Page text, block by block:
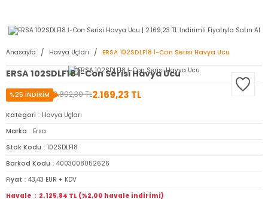
Anasayfa Havya Uçları ERSA 102SDLF18 İ-Con Serisi Havya Ucu
ERSA 102SDLF18 İ-Con Serisi Havya Ucu
2.892,30 TL2.169,23 TL
%25 İNDİRİM
Kategori
Havya Uçları
Marka
Ersa
Stok Kodu
102SDLF18
Barkod Kodu
4003008052626
Fiyat
43,43 EUR + KDV
Havale
2.125,84 TL (%2,00 havale indirimi)